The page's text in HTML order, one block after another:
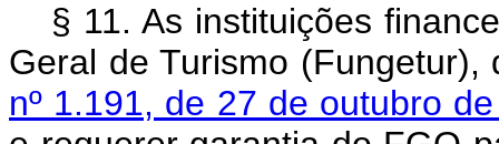
§ 11. As instituições
Geral de Turismo
nº 1.191, de 27 de outubro